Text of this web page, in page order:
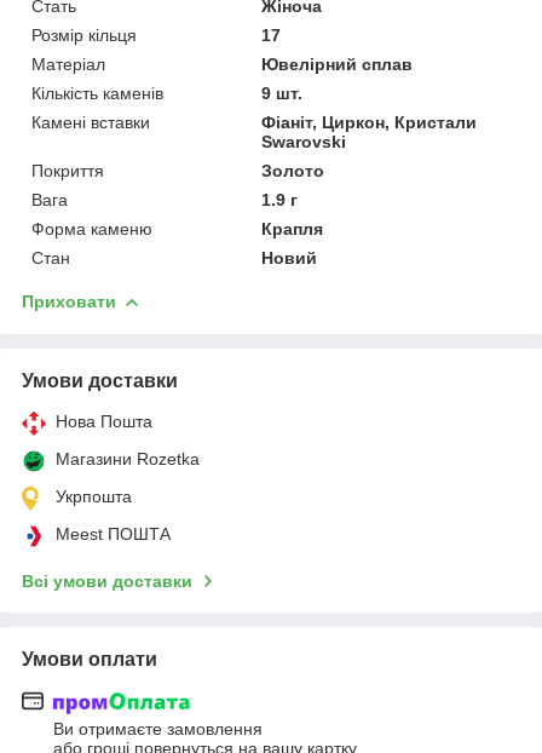
Стать
Жіноча
Розмір кільця
17
Матеріал
Ювелірний сплав
Кількість каменів
9 шт.
Камені вставки
Фіаніт, Циркон, Кристали
Swarovski
Покриття
Золото
Вага
1.9 г
Форма каменю
Крапля
Стан
Новий
Приховати
Умови доставки
Нова Пошта
Магазини Rozetka
Укрпошта
Meest ПОШТА
Всі умови доставки
Умови оплати
Ви отримаєте замовлення
або гроші повернуться на вашу картку